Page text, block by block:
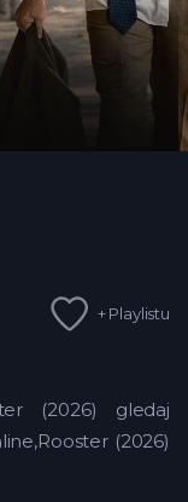
+ Playlistu
(2026) gledaj
(2026)